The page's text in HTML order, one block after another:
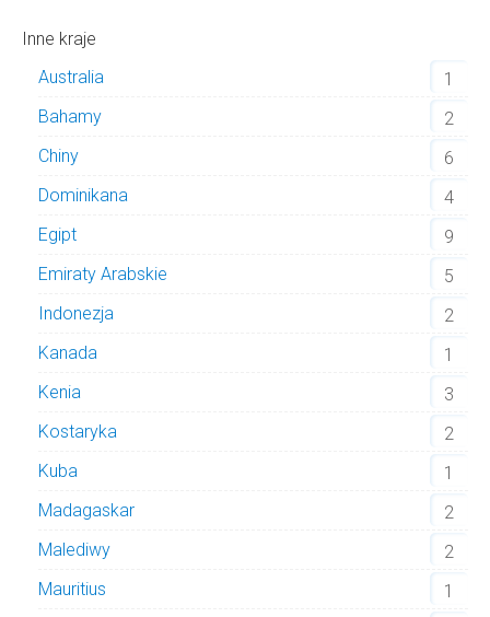
Inne kraje
Australia
1
Bahamy
2
Chiny
6
Dominikana
4
Egipt
9
Emiraty Arabskie
5
Indonezja
2
Kanada
1
Kenia
3
Kostaryka
2
Kuba
1
Madagaskar
2
Malediwy
2
Mauritius
1